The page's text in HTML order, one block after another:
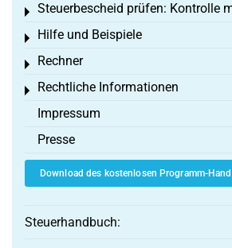
Steuerbescheid prüfen: Kontrolle
Toggle menu
Hilfe und Beispiele
Toggle menu
Rechner
Toggle menu
Rechtliche Informationen
Toggle menu
Impressum
Presse
Download des kostenlosen Programm-
Steuerhandbuch: